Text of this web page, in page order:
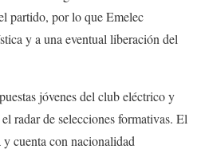
partido, por lo que Emelec
y a una eventual liberación del
jóvenes del club eléctrico y
radar de selecciones formativas. El
cuenta con nacionalidad